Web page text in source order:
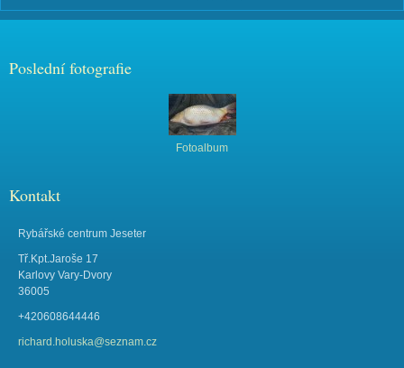
Poslední fotografie
Fotoalbum
Kontakt
Rybářské centrum Jeseter
Tř.Kpt.Jaroše 17
Karlovy Vary-Dvory
36005
+420608644446
richard.holuska@seznam.cz